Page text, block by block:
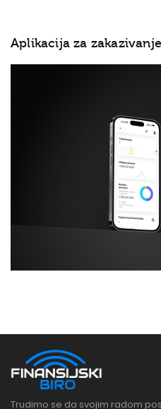
Aplikacija za zakazivanje
Trudimo se da svojim radom